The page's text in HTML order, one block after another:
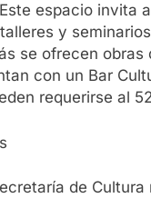
espacio invita
y
se ofrecen
con un Bar
requerirse al
de